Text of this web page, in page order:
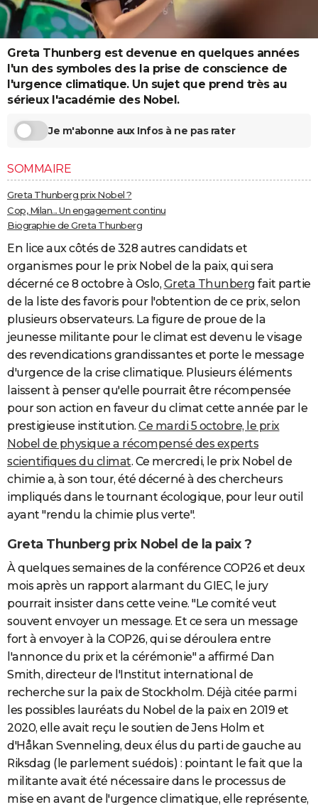
Destinations
City break
Voyage nature
Voyage de noces
Forum
Climat
+
PHOTO
GUIDES D'ACHAT
BONS PLANS
CARTE DE VOEUX
Carte de Noël
Carte Bonne année
Carte Saint-Valentin
Carte Pâques
Carte d'anniversaire
DICTIONNAIRE
COPAINS D'AVANT
S'inscrire
Se connecter
Lycées
Collèges
Primaires
Universités
Entreprises
Service militaire
Avis de recherche
AVIS DE DÉCÈS
FORUM
Bricolage
Lifestyle
Culture
Sport
Auto
Television
Voyage
Cinema
Greta Thunberg est devenue en quelques années
l'un des symboles des la prise de conscience de
l'urgence climatique. Un sujet que prend très au
sérieux l'académie des Nobel.
Je m'abonne aux Infos à ne pas rater
SOMMAIRE
Greta Thunberg prix Nobel ?
Cop, Milan... Un engagement continu
Biographie de Greta Thunberg
En lice aux côtés de 328 autres candidats et
organismes pour le prix Nobel de la paix, qui sera
décerné ce 8 octobre à Oslo, Greta Thunberg fait partie
de la liste des favoris pour l'obtention de ce prix, selon
plusieurs observateurs. La figure de proue de la
jeunesse militante pour le climat est devenu le visage
des revendications grandissantes et porte le message
d'urgence de la crise climatique. Plusieurs éléments
laissent à penser qu'elle pourrait être récompensée
pour son action en faveur du climat cette année par le
prestigieuse institution. Ce mardi 5 octobre, le prix
Nobel de physique a récompensé des experts
scientifiques du climat. Ce mercredi, le prix Nobel de
chimie a, à son tour, été décerné à des chercheurs
impliqués dans le tournant écologique, pour leur outil
ayant "rendu la chimie plus verte".
Greta Thunberg prix Nobel de la paix ?
À quelques semaines de la conférence COP26 et deux
mois après un rapport alarmant du GIEC, le jury
pourrait insister dans cette veine. "Le comité veut
souvent envoyer un message. Et ce sera un message
fort à envoyer à la COP26, qui se déroulera entre
l'annonce du prix et la cérémonie" a affirmé Dan
Smith, directeur de l'Institut international de
recherche sur la paix de Stockholm. Déjà citée parmi
les possibles lauréats du Nobel de la paix en 2019 et
2020, elle avait reçu le soutien de Jens Holm et
d'Håkan Svenneling, deux élus du parti de gauche au
Riksdag (le parlement suédois) : pointant le fait que la
militante avait été nécessaire dans le processus de
mise en avant de l'urgence climatique, elle représente,